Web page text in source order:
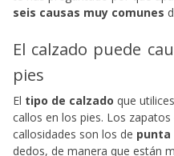
seis causas muy comunes
El calzado puede
pies
El tipo de calzado que
callos en los pies. Los
callosidades son los de punta
dedos, de manera que están